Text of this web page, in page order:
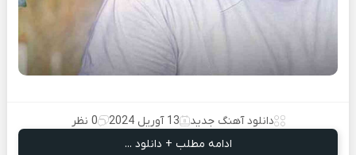
دانلود آهنگ جدید 13 آوریل 2024
0 نظر
ادامه مطلب + دانلود ...